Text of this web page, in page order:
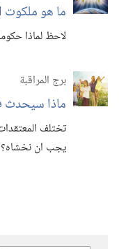
ما هو ملكوت
لاحظ لماذا
برج المراقبة
ماذا سيحدث
تختلف
يجب ان نخشاه؟‏